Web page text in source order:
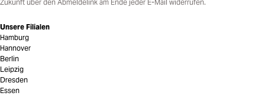
Zukunft über den Abmeldelink am Ende jeder E-Mail widerrufen.
Unsere Filialen
Hamburg
Hannover
Berlin
Leipzig
Dresden
Essen